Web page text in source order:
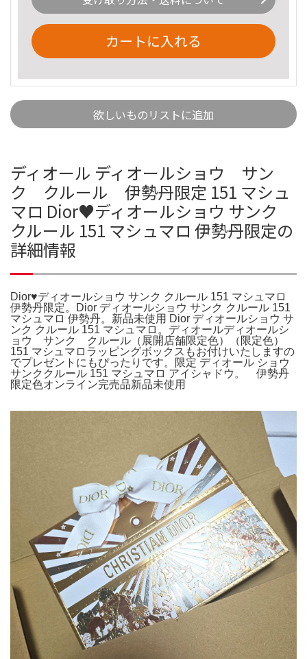
カートに入れる
欲しいものリストに追加
ディオール ディオールショウ サン
ク クルール 伊勢丹限定 151 マシュ
マロ Dior♥ディオールショウ サンク
クルール 151 マシュマロ 伊勢丹限定の
詳細情報
Dior♥ディオールショウ サンク クルール 151 マシュマロ
伊勢丹限定。Dior ディオールショウ サンク クルール 151
マシュマロ 伊勢丹。新品未使用 Dior ディオールショウ サ
ンク クルール 151 マシュマロ。ディオールディオールシ
ョウ サンク クルール（展開店舗限定色）（限定色）
151 マシュマロラッピングボックスもお付けいたしますの
でプレゼントにもぴったりです。限定 ディオール ショウ
サンククルール 151 マシュマロ アイシャドウ。 伊勢丹
限定色オンライン完売品新品未使用